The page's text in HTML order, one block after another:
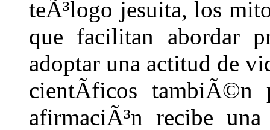
teÃ³logo jesuita, los
que facilitan abordar
adoptar una actitud de
cientÃ­ficos tambiÃ©n
afirmaciÃ³n recibe